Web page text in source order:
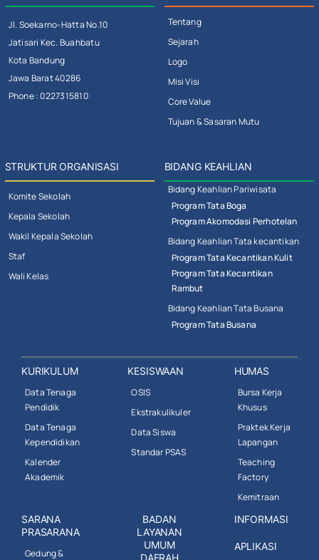
Jl. Soekarno-Hatta No.10
Jatisari Kec. Buahbatu
Kota Bandung
Jawa Barat 40286
Phone : 0227315810
Tentang
Sejarah
Logo
Misi Visi
Core Value
Tujuan & Sasaran Mutu
STRUKTUR ORGANISASI
Komite Sekolah
Kepala Sekolah
Wakil Kepala Sekolah
Staf
Wali Kelas
BIDANG KEAHLIAN
Bidang Keahlian Pariwisata
Program Tata Boga
Program Akomodasi Perhotelan
Bidang Keahlian Tata kecantikan
Program Tata Kecantikan Kulit
Program Tata Kecantikan
Rambut
Bidang Keahlian Tata Busana
Program Tata Busana
KURIKULUM
Data Tenaga
Pendidik
Data Tenaga
Kependidikan
Kalender
Akademik
KESISWAAN
OSIS
Ekstrakulikuler
Data Siswa
Standar PSAS
HUMAS
Bursa Kerja
Khusus
Praktek Kerja
Lapangan
Teaching
Factory
Kemitraan
SARANA
PRASARANA
Gedung &
BADAN
LAYANAN
UMUM
INFORMASI
APLIKASI